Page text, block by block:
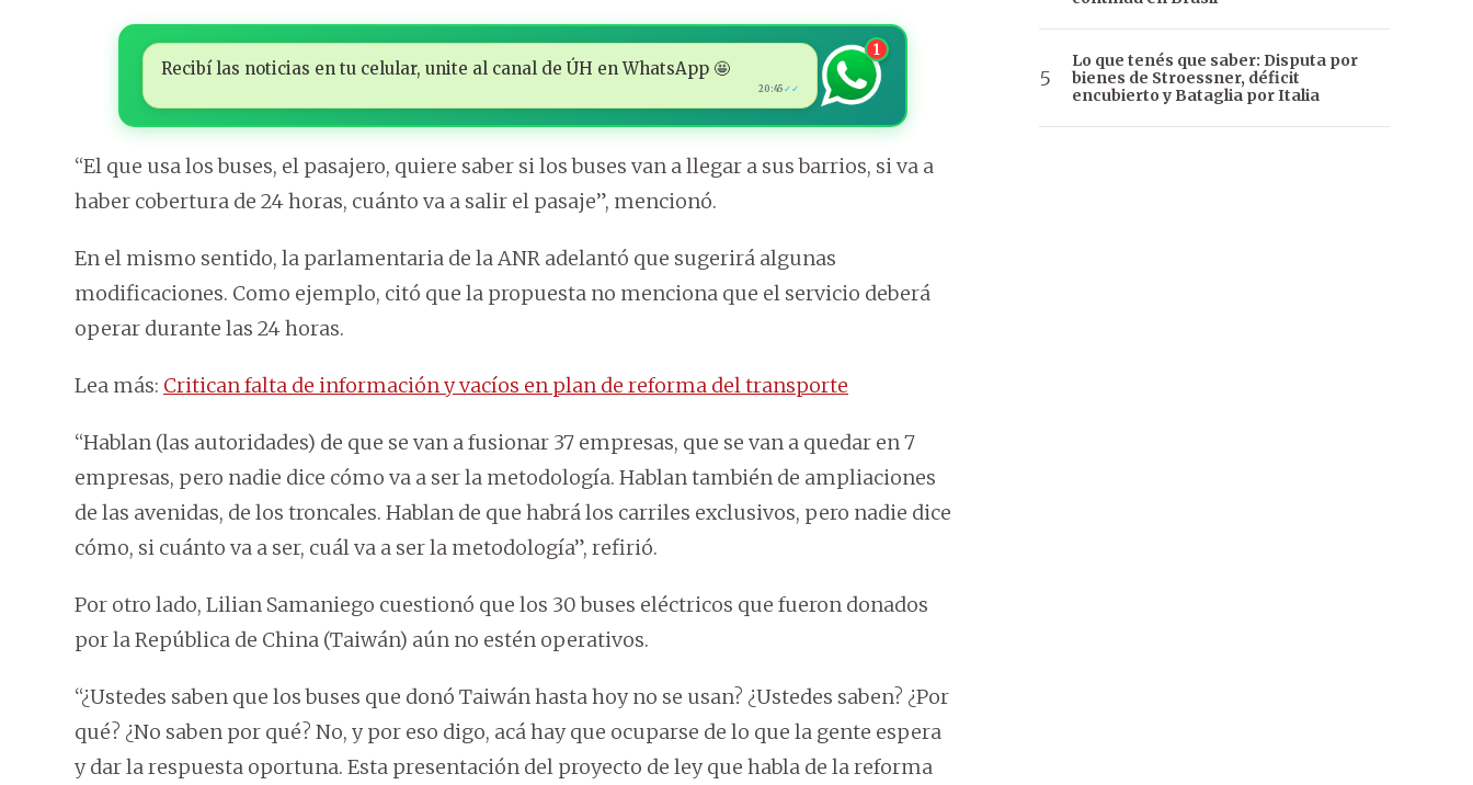
Recibí las noticias en tu celular, unite al canal de ÚH en WhatsApp 🤩
20:45 ✓✓
1
“El que usa los buses, el pasajero, quiere saber si los buses van a llegar a sus barrios, si va a
haber cobertura de 24 horas, cuánto va a salir el pasaje”, mencionó.
En el mismo sentido, la parlamentaria de la ANR adelantó que sugerirá algunas
modificaciones. Como ejemplo, citó que la propuesta no menciona que el servicio deberá
operar durante las 24 horas.
Lea más: Critican falta de información y vacíos en plan de reforma del transporte
“Hablan (las autoridades) de que se van a fusionar 37 empresas, que se van a quedar en 7
empresas, pero nadie dice cómo va a ser la metodología. Hablan también de ampliaciones
de las avenidas, de los troncales. Hablan de que habrá los carriles exclusivos, pero nadie dice
cómo, si cuánto va a ser, cuál va a ser la metodología”, refirió.
Por otro lado, Lilian Samaniego cuestionó que los 30 buses eléctricos que fueron donados
por la República de China (Taiwán) aún no estén operativos.
“¿Ustedes saben que los buses que donó Taiwán hasta hoy no se usan? ¿Ustedes saben? ¿Por
qué? ¿No saben por qué? No, y por eso digo, acá hay que ocuparse de lo que la gente espera
y dar la respuesta oportuna. Esta presentación del proyecto de ley que habla de la reforma
Lo que tenés que saber: Disputa por
bienes de Stroessner, déficit
encubierto y Bataglia por Italia